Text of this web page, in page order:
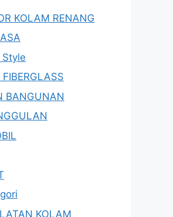
KOLAM RENANG
BANGUNAN
KOLAM